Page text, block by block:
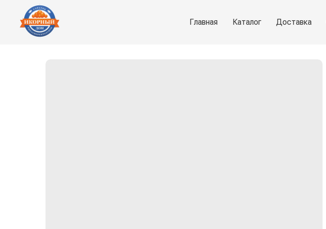
Главная Каталог Доставка